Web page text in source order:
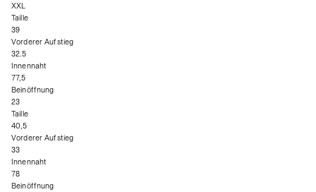
XXL
Taille
39
Vorderer Aufstieg
32.5
Innennaht
77,5
Beinöffnung
23
Taille
40,5
Vorderer Aufstieg
33
Innennaht
78
Beinöffnung